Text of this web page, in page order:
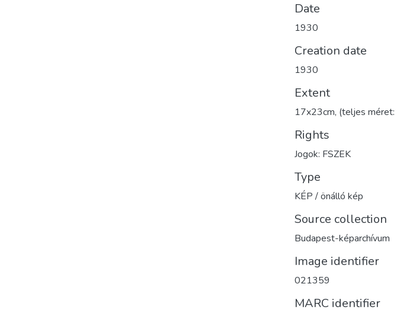
Date
1930
Creation date
1930
Extent
17x23cm, (teljes
Rights
Jogok: FSZEK
Type
KÉP / önálló kép
Source collection
Budapest-képarchívum
Image identifier
021359
MARC identifier